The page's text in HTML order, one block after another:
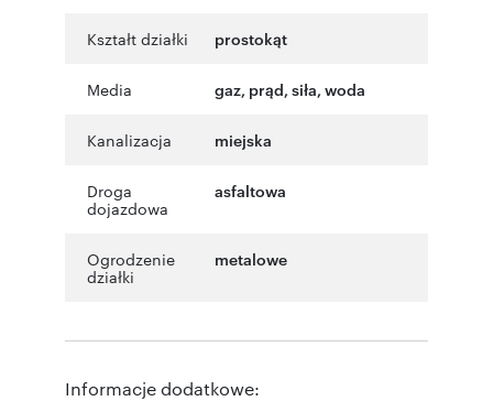
Kształt działki prostokąt
Media gaz, prąd, siła, woda
Kanalizacja miejska
Droga
dojazdowa
asfaltowa
Ogrodzenie
działki
metalowe
Informacje dodatkowe: